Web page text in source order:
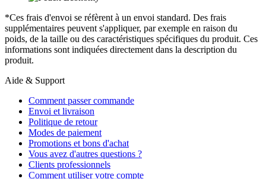
*Ces frais d'envoi se réfèrent à un envoi standard. Des frais
supplémentaires peuvent s'appliquer, par exemple en raison du
poids, de la taille ou des caractéristiques spécifiques du produit. Ces
informations sont indiquées directement dans la description du
produit.
Aide & Support
Comment passer commande
Envoi et livraison
Politique de retour
Modes de paiement
Promotions et bons d'achat
Vous avez d'autres questions ?
Clients professionnels
Comment utiliser votre compte